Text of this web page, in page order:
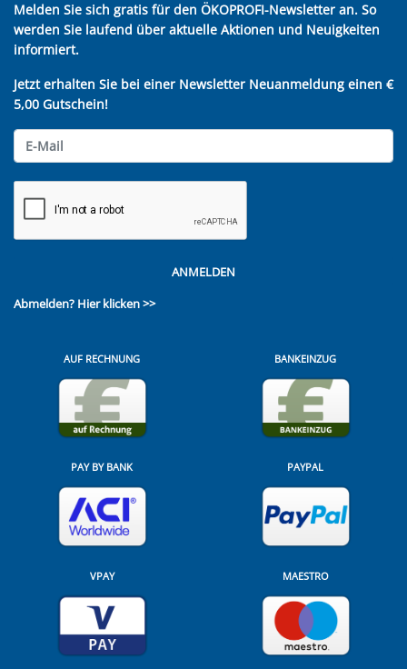
Melden Sie sich gratis für den ÖKOPROFI-Newsletter an. So
werden Sie laufend über aktuelle Aktionen und Neuigkeiten
informiert.
Jetzt erhalten Sie bei einer Newsletter Neuanmeldung einen €
5,00 Gutschein!
ANMELDEN
Abmelden? Hier klicken >>
AUF RECHNUNG BANKEINZUG
PAY BY BANK PAYPAL
VPAY MAESTRO